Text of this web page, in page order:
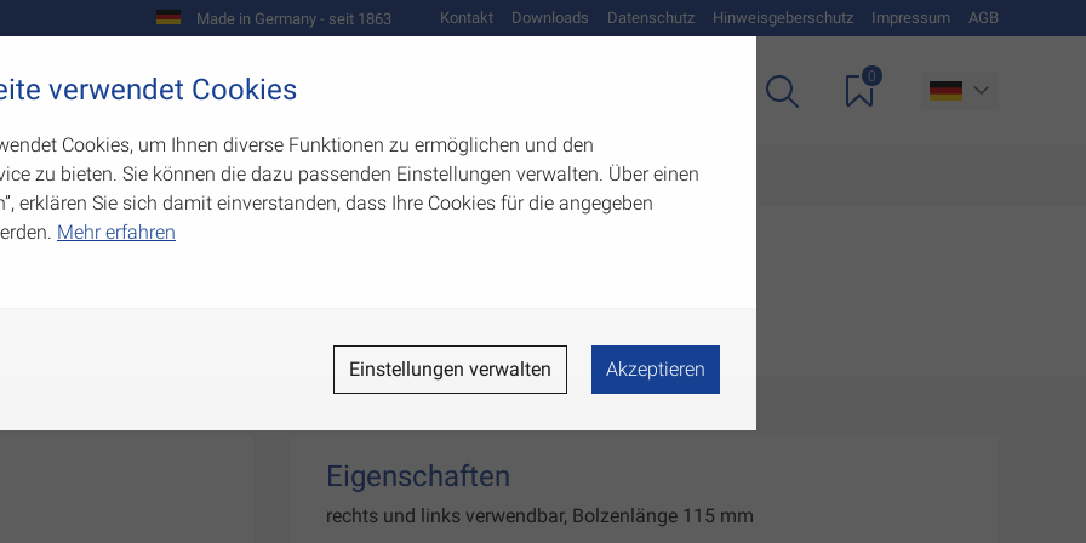
Made in Germany - seit 1863 Kontakt Downloads Datenschutz Hinweisgeberschutz Impressum AGB
Werkzeugbau
0
Eigenschaften
rechts und links verwendbar, Bolzenlänge 115 mm
verwendet Cookies
Cookies, um Ihnen diverse Funktionen zu ermöglichen und den
zu bieten. Sie können die dazu passenden Einstellungen verwalten. Über einen
erklären Sie sich damit einverstanden, dass Ihre Cookies für die angegeben
Mehr erfahren
Einstellungen verwalten Akzeptieren